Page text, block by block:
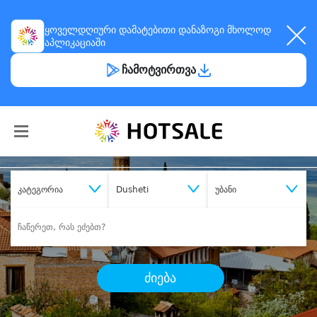
ყოველდღიური დამატებითი დანაზოგი მხოლოდ
აპლიკაციაში
ჩამოტვირთვა
კატეგორია Dusheti უბანი
ძიება
შეიძინესასურველი მომსახურება